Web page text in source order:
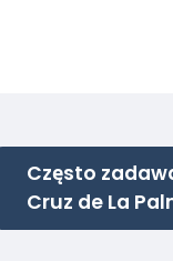
Często
Cruz de La